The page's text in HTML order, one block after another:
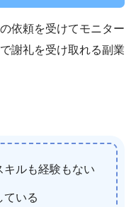
依頼を受けてモニター
謝礼を受け取れる副業
キルも経験もない
ている